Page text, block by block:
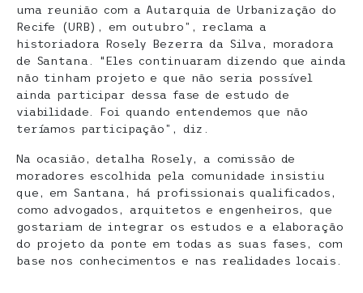
uma reunião com a Autarquia de Urbanização do
Recife (URB), em outubro”, reclama a
historiadora Rosely Bezerra da Silva, moradora
de Santana. “Eles continuaram dizendo que ainda
não tinham projeto e que não seria possível
ainda participar dessa fase de estudo de
viabilidade. Foi quando entendemos que não
teríamos participação”, diz.
Na ocasião, detalha Rosely, a comissão de
moradores escolhida pela comunidade insistiu
que, em Santana, há profissionais qualificados,
como advogados, arquitetos e engenheiros, que
gostariam de integrar os estudos e a elaboração
do projeto da ponte em todas as suas fases, com
base nos conhecimentos e nas realidades locais.